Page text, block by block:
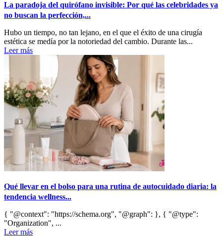
La paradoja del quirófano invisible: Por qué las celebridades ya
no buscan la perfección,...
Hubo un tiempo, no tan lejano, en el que el éxito de una cirugía
estética se medía por la notoriedad del cambio. Durante las...
Leer más
Qué llevar en el bolso para una rutina de autocuidado diaria: la
tendencia wellness...
{ "@context": "https://schema.org", "@graph": }, { "@type":
"Organization", ...
Leer más